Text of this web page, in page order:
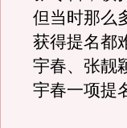
但当时那么
获得提名都
宇春、张靓
宇春一项提